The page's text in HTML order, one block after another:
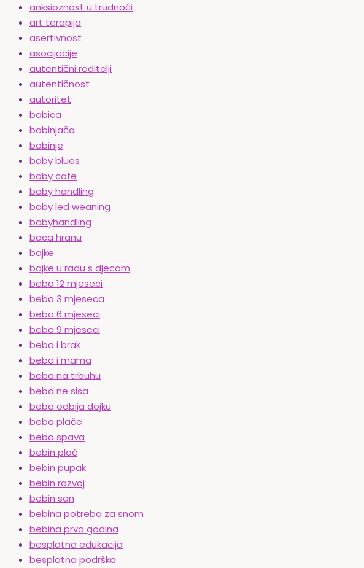
anksioznost u trudnoći
art terapija
asertivnost
asocijacije
autentični roditelji
autentičnost
autoritet
babica
babinjača
babinje
baby blues
baby cafe
baby handling
baby led weaning
babyhandling
baca hranu
bajke
bajke u radu s djecom
beba 12 mjeseci
beba 3 mjeseca
beba 6 mjeseci
beba 9 mjeseci
beba i brak
beba i mama
beba na trbuhu
beba ne sisa
beba odbija dojku
beba plače
beba spava
bebin plač
bebin pupak
bebin razvoj
bebin san
bebina potreba za snom
bebina prva godina
besplatna edukacija
besplatna podrška